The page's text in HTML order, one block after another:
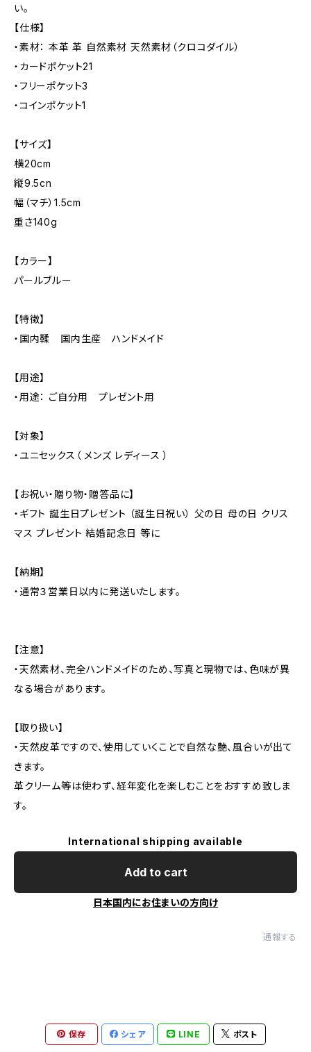
い。
【仕様】
・素材： 本革 革 自然素材 天然素材（クロコダイル）
・カードポケット21
・フリーポケット3
・コインポケット1
【サイズ】
横20cm
縦9.5cn
幅（マチ）1.5cm
重さ140g
【カラー】
パールブルー
【特徴】
・国内鞣 国内生産 ハンドメイド
【用途】
・用途： ご自分用 プレゼント用
【対象】
・ユニセックス（ メンズ レディース ）
【お祝い・贈り物・贈答品に】
・ギフト 誕生日プレゼント （誕生日祝い） 父の日 母の日 クリス
マス プレゼント 結婚記念日 等に
【納期】
・通常３営業日以内に発送いたします。
【注意】
・天然素材、完全ハンドメイドのため、写真と現物では、色味が異
なる場合があります。
【取り扱い】
・天然皮革ですので、使用していくことで自然な艶、風合いが出て
きます。
革クリーム等は使わず、経年変化を楽しむことをおすすめ致しま
す。
International shipping available
Add to cart
日本国内にお住まいの方向け
通報する
保存 シェア LINE ポスト